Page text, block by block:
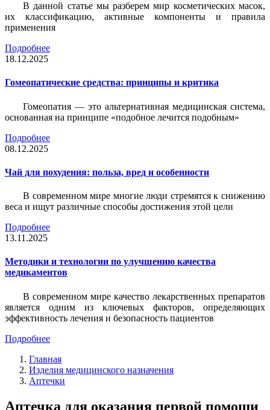
В данной статье мы разберем мир косметических масок,
их классификацию, активные компоненты и правила
применения
Подробнее
18.12.2025
Гомеопатические средства: принципы и критика
Гомеопатия — это альтернативная медицинская система,
основанная на принципе «подобное лечится подобным»
Подробнее
08.12.2025
Чай для похудения: польза, вред и особенности
В современном мире многие люди стремятся к снижению
веса и ищут различные способы достижения этой цели
Подробнее
13.11.2025
Методики и технологии по улучшению качества
медикаментов
В современном мире качество лекарственных препаратов
является одним из ключевых факторов, определяющих
эффективность лечения и безопасность пациентов
Подробнее
Главная
Изделия медицинского назначения
Аптечки
Аптечка для оказания первой помощи